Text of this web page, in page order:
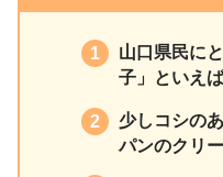
山口県民に
子」といえ
少しコシの
パンのクリ